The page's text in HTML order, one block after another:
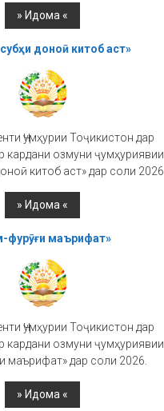
доноӣ китоб аст»
Ҷумҳурии Тоҷикистон дар
кардани озмуни ҷумҳуриявии
китоб аст» дар соли 2026.
фурӯғи маърифат»
Ҷумҳурии Тоҷикистон дар
кардани озмуни ҷумҳуриявии
маърифат» дар соли 2026.